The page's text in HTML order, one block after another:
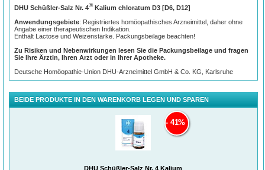
DHU Schüßler-Salz Nr. 4®Kalium chloratum D3 [D6, D12]
Anwendungsgebiete: Registriertes homöopathisches Arzneimittel, daher ohne
Angabe einer therapeutischen Indikation.
Enthält Lactose und Weizenstärke. Packungsbeilage beachten!
Zu Risiken und Nebenwirkungen lesen Sie die Packungsbeilage und fragen
Sie Ihre Ärztin, Ihren Arzt oder in Ihrer Apotheke.
Deutsche Homöopathie-Union DHU-Arzneimittel GmbH & Co. KG, Karlsruhe
BEIDE PRODUKTE IN DEN WARENKORB LEGEN UND SPAREN
DHU Schüßler-Salz Nr. 4 Kalium
41%